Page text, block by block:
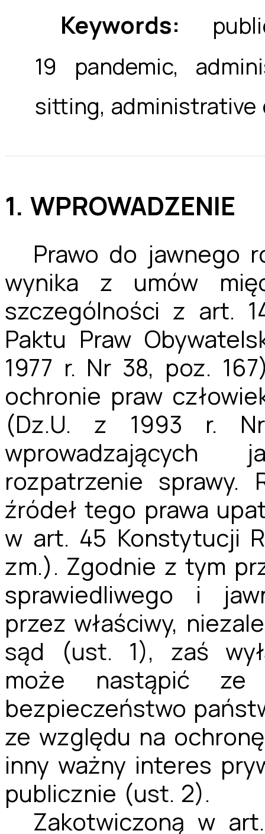
Keywords:
19 pandemic,
sitting, administrative
1. WPROWADZENIE
Prawo do jawnego
wynika z umów
szczególności z art.
Paktu Praw
1977 r. Nr 38, poz.
ochronie praw
(Dz.U. z 1993 r.
rozpatrzenie sprawy.
źródeł tego prawa
w art. 45 Konstytucji
zm.). Zgodnie z tym
sprawiedliwego i
przez właściwy,
sąd (ust. 1), zaś
może nastąpić ze
bezpieczeństwo
ze względu na
inny ważny interes
publicznie (ust. 2).
Zakotwiczoną w